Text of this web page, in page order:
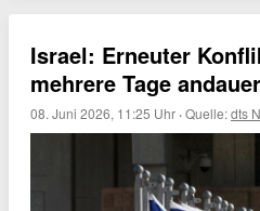
Israel: Erneuter
mehrere Tage
08. Juni 2026, 11:25 Uhr ·Quelle:dts